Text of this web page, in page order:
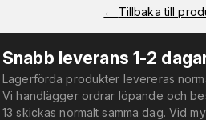
← Tillbaka till
Snabb leverans 1-2
Lagerförda produkter levereras
Vi handlägger ordrar löpande och
13 skickas normalt samma dag. Vid